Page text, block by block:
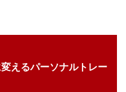
えるパーソナルトレー